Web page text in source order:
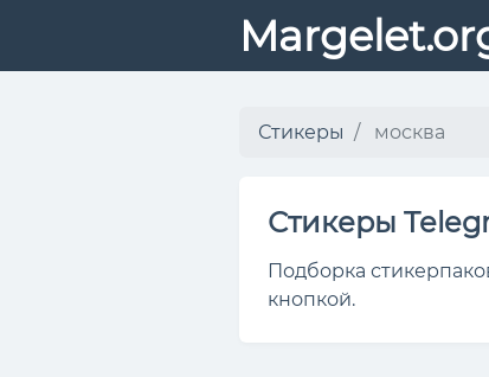
Стикеры москва
Стикеры
Подборка
кнопкой.